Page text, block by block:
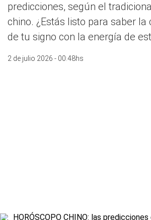
predicciones, según el
chino. ¿Estás listo para saber la
de tu signo con la energía de
2 de julio 2026 - 00:48hs